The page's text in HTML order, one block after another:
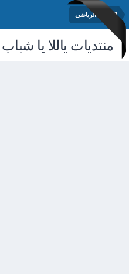
المنتدى الرياضى
منتديات ياللا يا شباب